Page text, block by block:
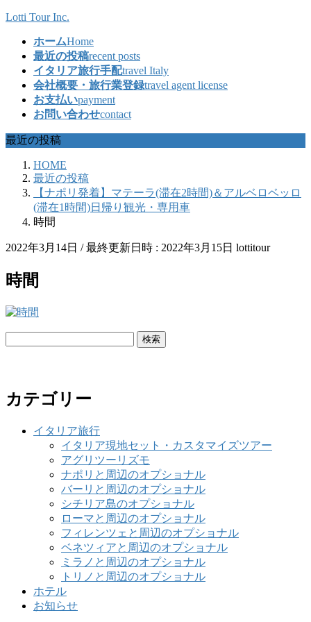
コ
ッ
プ
ナ
移
動
Lotti Tour Inc.
ホームHome
最近の投稿recent posts
イタリア旅行手配travel Italy
会社概要・旅行業登録travel agent license
お支払いpayment
お問い合わせcontact
最近の投稿
HOME
最近の投稿
【ナポリ発着】マテーラ(滞在2時間)＆アルベロベッロ
(滞在1時間)日帰り観光・専用車
時間
2022年3月14日 / 最終更新日時 : 2022年3月15日 lottitour
時間
カテゴリー
イタリア旅行
イタリア現地セット・カスタマイズツアー
アグリツーリズモ
ナポリと周辺のオプショナル
バーリと周辺のオプショナル
シチリア島のオプショナル
ローマと周辺のオプショナル
フィレンツェと周辺のオプショナル
ベネツィアと周辺のオプショナル
ミラノと周辺のオプショナル
トリノと周辺のオプショナル
ホテル
お知らせ